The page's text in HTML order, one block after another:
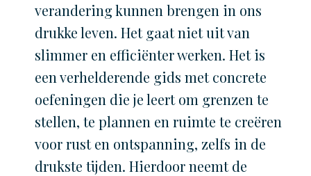
verandering kunnen brengen in ons
drukke leven. Het gaat niet uit van
slimmer en efficiënter werken. Het is
een verhelderende gids met concrete
oefeningen die je leert om grenzen te
stellen, te plannen en ruimte te creëren
voor rust en ontspanning, zelfs in de
drukste tijden. Hierdoor neemt de